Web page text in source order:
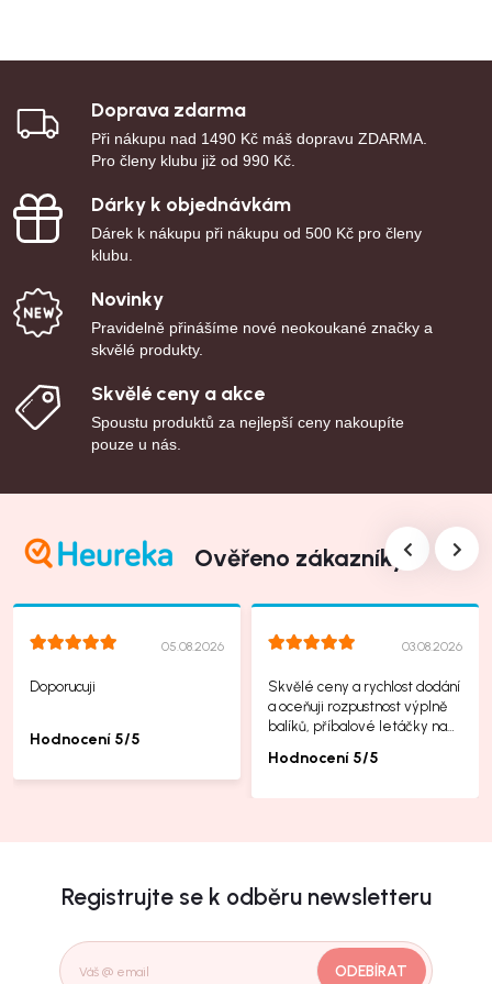
Doprava zdarma
Při nákupu nad 1490 Kč máš dopravu ZDARMA.
Pro členy klubu již od 990 Kč.
Dárky k objednávkám
Dárek k nákupu při nákupu od 500 Kč pro členy
klubu.
Novinky
Pravidelně přinášíme nové neokoukané značky a
skvělé produkty.
Skvělé ceny a akce
Spoustu produktů za nejlepší ceny nakoupíte
pouze u nás.
Ověřeno zákazníky
05.08.2026
Doporucuji
Hodnocení 5/5
03.08.2026
Skvělé ceny a rychlost dodání
a oceňuji rozpustnost výplně
balíků, příbalové letáčky na
Hodnocení 5/5
Registrujte se k odběru newsletteru
ODEBÍRAT